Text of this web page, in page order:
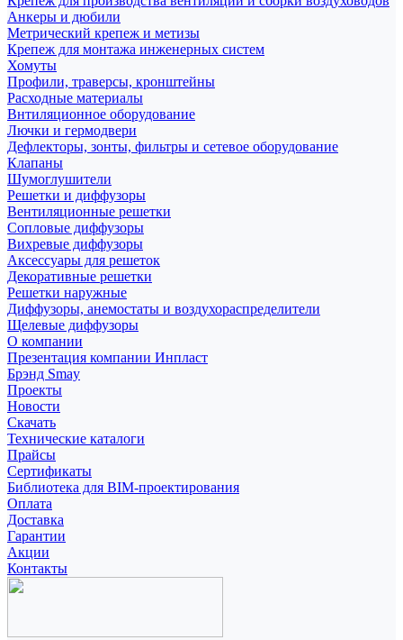
Анкеры и дюбили
Метрический крепеж и метизы
Крепеж для монтажа инженерных систем
Хомуты
Профили, траверсы, кронштейны
Расходные материалы
Внтиляционное оборудование
Лючки и гермодвери
Дефлекторы, зонты, фильтры и сетевое оборудование
Клапаны
Шумоглушители
Решетки и диффузоры
Вентиляционные решетки
Сопловые диффузоры
Вихревые диффузоры
Аксессуары для решеток
Декоративные решетки
Решетки наружные
Диффузоры, анемостаты и воздухораспределители
Щелевые диффузоры
О компании
Презентация компании Инпласт
Брэнд Smay
Проекты
Новости
Скачать
Технические каталоги
Прайсы
Сертификаты
Библиотека для BIM-проектирования
Оплата
Доставка
Гарантии
Акции
Контакты